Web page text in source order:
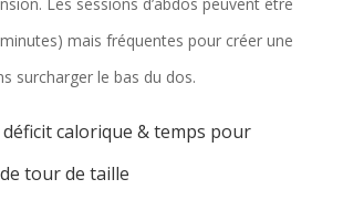
mais fréquentes pour créer une
surcharger le bas du dos.
calorique & temps pour
tour de taille